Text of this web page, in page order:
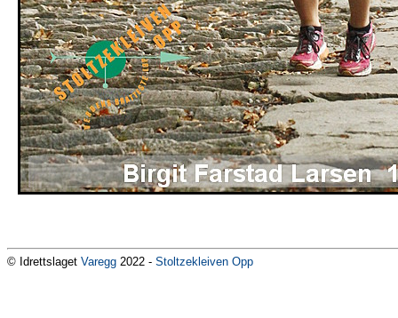
© Idrettslaget Varegg 2022 - Stoltzekleiven Opp